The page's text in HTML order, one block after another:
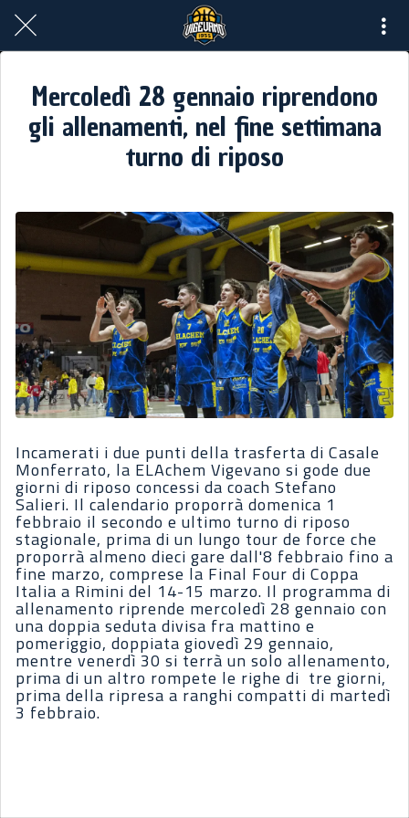
Mercoledì 28 gennaio riprendono
gli allenamenti, nel fine settimana
turno di riposo
Incamerati i due punti della trasferta di Casale
Monferrato, la ELAchem Vigevano si gode due
giorni di riposo concessi da coach Stefano
Salieri. Il calendario proporrà domenica 1
febbraio il secondo e ultimo turno di riposo
stagionale, prima di un lungo tour de force che
proporrà almeno dieci gare dall'8 febbraio fino a
fine marzo, comprese la Final Four di Coppa
Italia a Rimini del 14-15 marzo. Il programma di
allenamento riprende mercoledì 28 gennaio con
una doppia seduta divisa fra mattino e
pomeriggio, doppiata giovedì 29 gennaio,
mentre venerdì 30 si terrà un solo allenamento,
prima di un altro rompete le righe di tre giorni,
prima della ripresa a ranghi compatti di martedì
3 febbraio.